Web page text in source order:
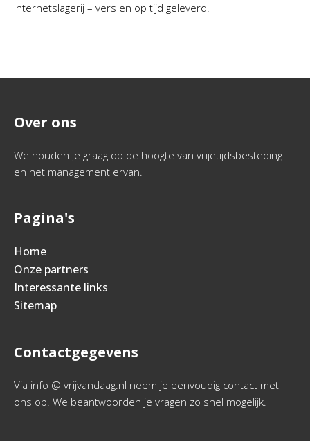
Internetslagerij – vers en op tijd geleverd.
Over ons
We houden je graag op de hoogte van vrijetijdsbesteding
en het management ervan.
Pagina's
Home
Onze partners
Interessante links
Sitemap
Contactgegevens
Via info @ vrijvandaag.nl neem je eenvoudig contact met
ons op. We beantwoorden je vragen zo snel mogelijk.